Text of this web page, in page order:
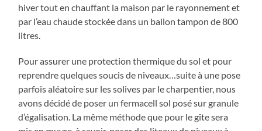
hiver tout en chauffant la maison par le rayonnement et
par l’eau chaude stockée dans un ballon tampon de 800
litres.
Pour assurer une protection thermique du sol et pour
reprendre quelques soucis de niveaux…suite à une pose
parfois aléatoire sur les solives par le charpentier, nous
avons décidé de poser un fermacell sol posé sur granule
d’égalisation. La même méthode que pour le gîte sera